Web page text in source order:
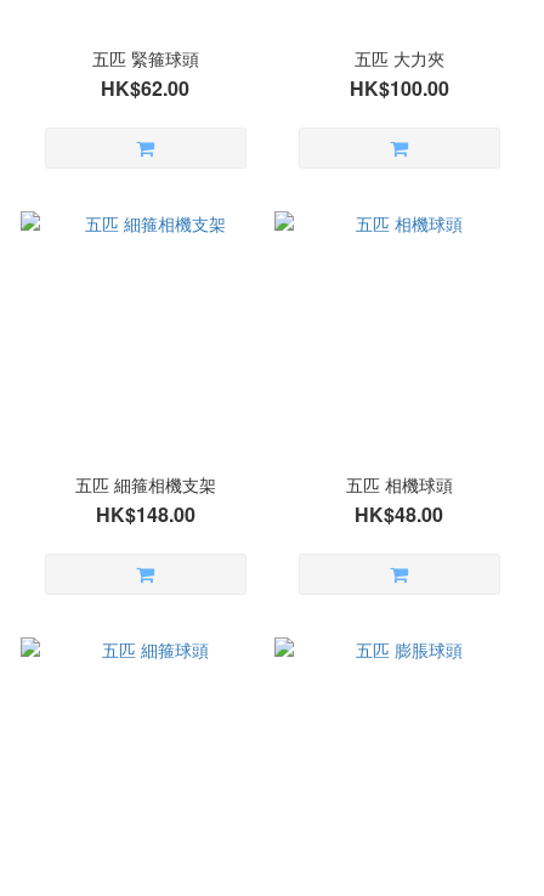
五匹 緊箍球頭
HK$62.00
五匹 大力夾
HK$100.00
五匹 細箍相機支架
HK$148.00
五匹 相機球頭
HK$48.00